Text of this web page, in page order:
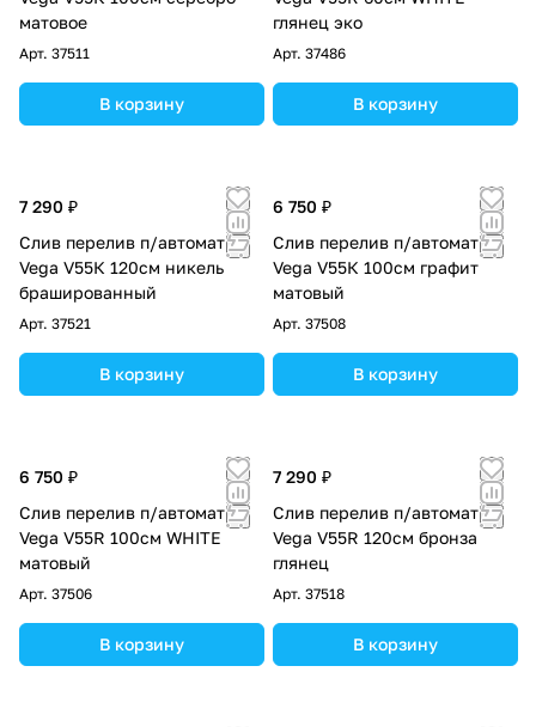
матовое
Арт. 37511
В корзину
глянец эко
Арт. 37486
В корзину
7 290 ₽
Слив перелив п/автомат
Vega V55К 120см никель
брашированный
Арт. 37521
В корзину
6 750 ₽
Слив перелив п/автомат
Vega V55К 100см графит
матовый
Арт. 37508
В корзину
6 750 ₽
Слив перелив п/автомат
Vega V55R 100см WHITE
матовый
Арт. 37506
В корзину
7 290 ₽
Слив перелив п/автомат
Vega V55R 120см бронза
глянец
Арт. 37518
В корзину